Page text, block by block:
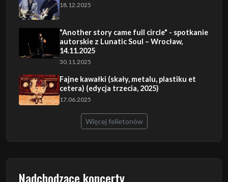
18.12.2025
"Another story came full circle" - spotkanie
autorskie z Lunatic Soul – Wrocław,
14.11.2025
30.11.2025
Fajne kawałki (skały, metalu, plastiku et
cetera) (edycja trzecia, 2025)
17.06.2025
Więcej felietonów
Nadchodzące koncerty